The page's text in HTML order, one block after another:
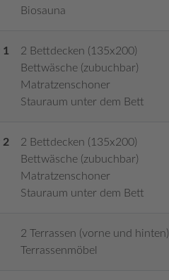
Biosauna
1 2 Bettdecken (135x200)
Bettwäsche (zubuchbar)
Matratzenschoner
Stauraum unter dem Bett
2 2 Bettdecken (135x200)
Bettwäsche (zubuchbar)
Matratzenschoner
Stauraum unter dem Bett
2 Terrassen (vorne und hinten)
Terrassenmöbel